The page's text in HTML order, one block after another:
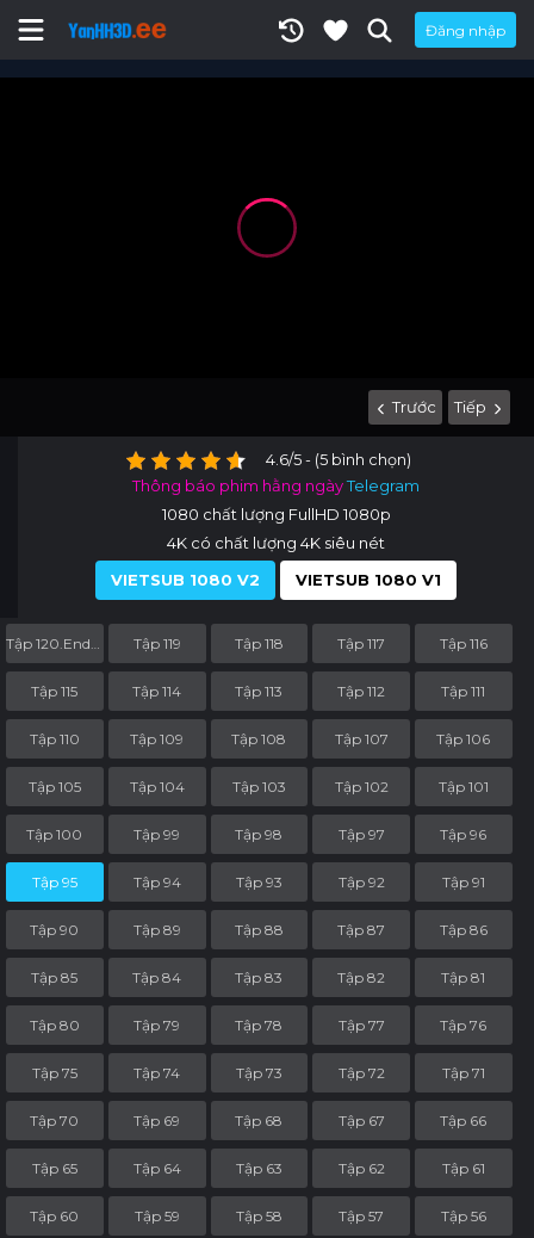
Đăng nhập
Trước Tiếp
4.6/5 - (5 bình chọn)
Thông báo phim hằng ngàyTelegram
1080 chất lượng FullHD 1080p
4K có chất lượng 4K siêu nét
VIETSUB 1080 V2
VIETSUB 1080 V1
Tập 119 Tập 118 Tập 117 Tập 116
Tập 115 Tập 114 Tập 113 Tập 112 Tập 111
Tập 110 Tập 109 Tập 108 Tập 107 Tập 106
Tập 105 Tập 104 Tập 103 Tập 102 Tập 101
Tập 100 Tập 99 Tập 98 Tập 97 Tập 96
Tập 95 Tập 94 Tập 93 Tập 92 Tập 91
Tập 90 Tập 89 Tập 88 Tập 87 Tập 86
Tập 85 Tập 84 Tập 83 Tập 82 Tập 81
Tập 80 Tập 79 Tập 78 Tập 77 Tập 76
Tập 75 Tập 74 Tập 73 Tập 72 Tập 71
Tập 70 Tập 69 Tập 68 Tập 67 Tập 66
Tập 65 Tập 64 Tập 63 Tập 62 Tập 61
Tập 60 Tập 59 Tập 58 Tập 57 Tập 56